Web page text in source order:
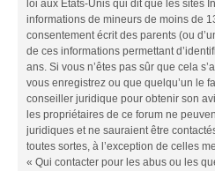
loi aux États-Unis qui dit que les sites
informations de mineurs de moins de
consentement écrit des parents (ou
de ces informations permettant
ans. Si vous n’êtes pas sûr que cela
vous enregistrez ou que quelqu’un le
conseiller juridique pour obtenir son
les propriétaires de ce forum ne
juridiques et ne sauraient être
toutes sortes, à l’exception de celles
« Qui contacter pour les abus ou les